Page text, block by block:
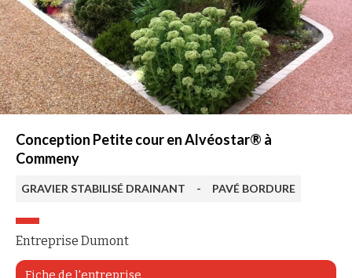
Conception Petite cour en Alvéostar® à
Commeny
GRAVIER STABILISÉ DRAINANT - PAVÉ BORDURE
Entreprise Dumont
Fiche de l'entreprise